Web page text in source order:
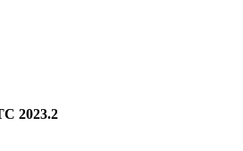
2023.2